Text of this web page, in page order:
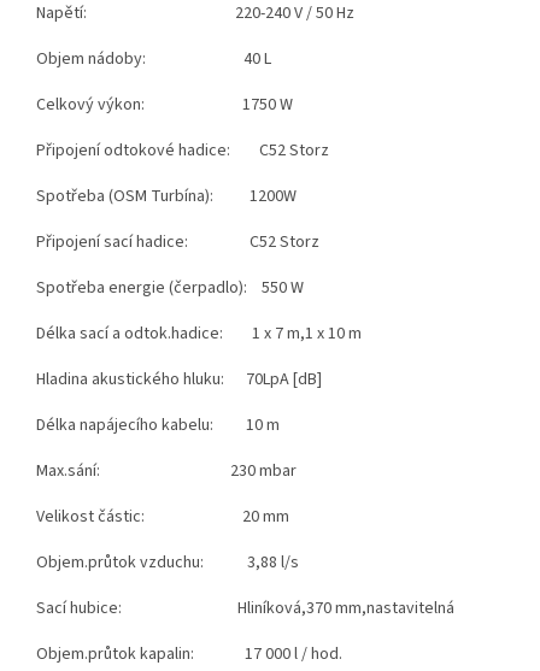
Napětí: 220-240 V / 50 Hz
Objem nádoby: 40 L
Celkový výkon: 1750 W
Připojení odtokové hadice: C52 Storz
Spotřeba (OSM Turbína): 1200W
Připojení sací hadice: C52 Storz
Spotřeba energie (čerpadlo): 550 W
Délka sací a odtok.hadice: 1 x 7 m,1 x 10 m
Hladina akustického hluku: 70LpA [dB]
Délka napájecího kabelu: 10 m
Max.sání: 230 mbar
Velikost částic: 20 mm
Objem.průtok vzduchu: 3,88 l/s
Sací hubice: Hliníková,370 mm,nastavitelná
Objem.průtok kapalin: 17 000 l / hod.